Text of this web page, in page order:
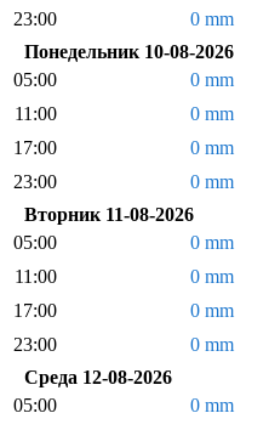
23:00
0 mm
Понедельник 10-08-2026
05:00
0 mm
11:00
0 mm
17:00
0 mm
23:00
0 mm
Вторник 11-08-2026
05:00
0 mm
11:00
0 mm
17:00
0 mm
23:00
0 mm
Среда 12-08-2026
05:00
0 mm